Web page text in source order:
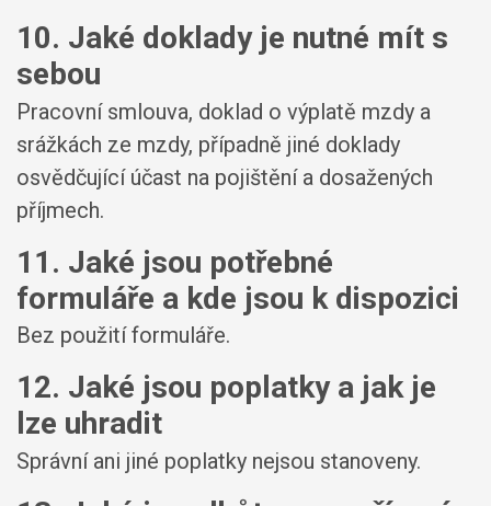
10. Jaké doklady je nutné mít s
sebou
Pracovní smlouva, doklad o výplatě mzdy a
srážkách ze mzdy, případně jiné doklady
osvědčující účast na pojištění a dosažených
příjmech.
11. Jaké jsou potřebné
formuláře a kde jsou k dispozici
Bez použití formuláře.
12. Jaké jsou poplatky a jak je
lze uhradit
Správní ani jiné poplatky nejsou stanoveny.